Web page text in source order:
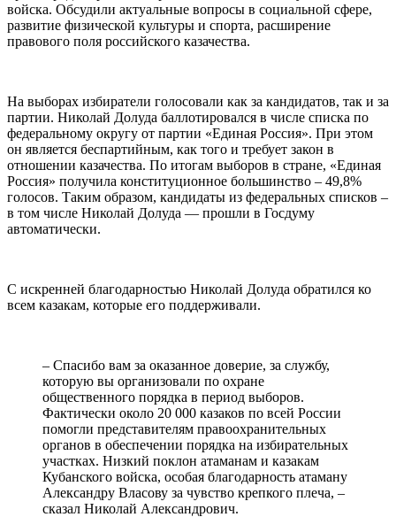
войска. Обсудили актуальные вопросы в социальной сфере,
развитие физической культуры и спорта, расширение
правового поля российского казачества.
На выборах избиратели голосовали как за кандидатов, так и за
партии. Николай Долуда баллотировался в числе списка по
федеральному округу от партии «Единая Россия». При этом
он является беспартийным, как того и требует закон в
отношении казачества. По итогам выборов в стране, «Единая
Россия» получила конституционное большинство – 49,8%
голосов. Таким образом, кандидаты из федеральных списков –
в том числе Николай Долуда — прошли в Госдуму
автоматически.
С искренней благодарностью Николай Долуда обратился ко
всем казакам, которые его поддерживали.
– Спасибо вам за оказанное доверие, за службу,
которую вы организовали по охране
общественного порядка в период выборов.
Фактически около 20 000 казаков по всей России
помогли представителям правоохранительных
органов в обеспечении порядка на избирательных
участках. Низкий поклон атаманам и казакам
Кубанского войска, особая благодарность атаману
Александру Власову за чувство крепкого плеча, –
сказал Николай Александрович.